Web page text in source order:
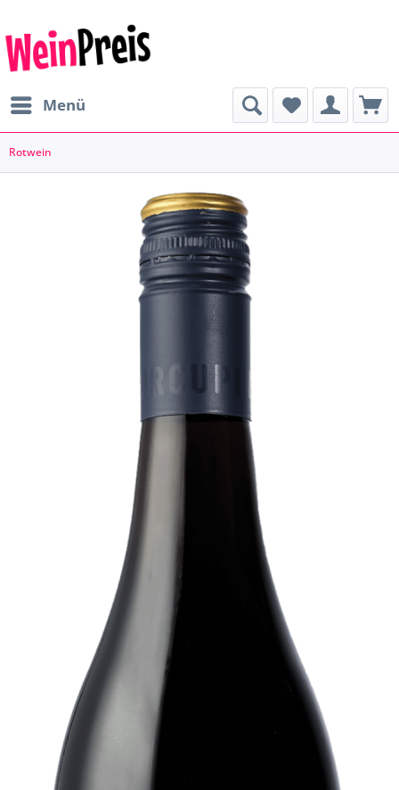
Menü
Rotwein